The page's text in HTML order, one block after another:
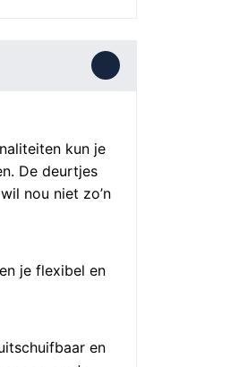
kun je
De deurtjes
nou niet zo’n
je flexibel en
en